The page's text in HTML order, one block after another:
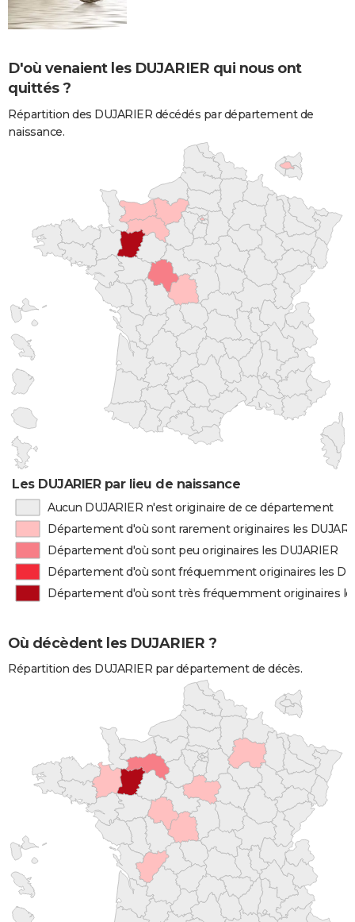
D'où venaient les DUJARIER qui nous ont
quittés ?
Répartition des DUJARIER décédés par département de
naissance.
Les DUJARIER par lieu de naissance
Aucun DUJARIER n'est originaire de ce département
Département d'où sont rarement originaires les
Département d'où sont peu originaires les DUJARIER
Département d'où sont fréquemment originaires les
Département d'où sont très fréquemment originaires
Où décèdent les DUJARIER ?
Répartition des DUJARIER par département de décès.